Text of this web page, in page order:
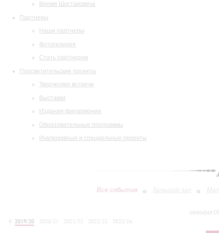
Время Шостаковича
Партнеры
Наши партнеры
Фотогалерея
Стать партнером
Просветительские проекты
Творческие встречи
Выставки
Издания филармонии
Образовательные программы
Инклюзивные и специальные проекты
Все события Большой зал
сегодня
2019/20
2020/21 2021/22 2022/23
2023/24